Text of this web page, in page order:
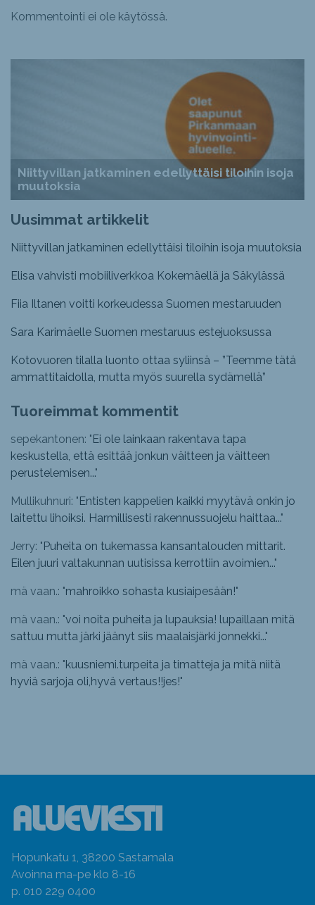
Kommentointi ei ole käytössä.
Niittyvillan jatkaminen edellyttäisi tiloihin isoja
muutoksia
Uusimmat artikkelit
Niittyvillan jatkaminen edellyttäisi tiloihin isoja muutoksia
Elisa vahvisti mobiiliverkkoa Kokemäellä ja Säkylässä
Fiia Iltanen voitti korkeudessa Suomen mestaruuden
Sara Karimäelle Suomen mestaruus estejuoksussa
Kotovuoren tilalla luonto ottaa syliinsä – ”Teemme tätä
ammattitaidolla, mutta myös suurella sydämellä”
Tuoreimmat kommentit
sepekantonen: " Ei ole lainkaan rakentava tapa
keskustella, että esittää jonkun väitteen ja väitteen
perustelemisen..."
Mullikuhnuri: " Entisten kappelien kaikki myytävä onkin jo
laitettu lihoiksi. Harmillisesti rakennussuojelu haittaa..."
Jerry: " Puheita on tukemassa kansantalouden mittarit.
Eilen juuri valtakunnan uutisissa kerrottiin avoimien..."
mä vaan.: "mahroikko sohasta kusiaipesään!"
mä vaan.: "voi noita puheita ja lupauksia! lupaillaan mitä
sattuu mutta järki jäänyt siis maalaisjärki jonnekki..."
mä vaan.: "kuusniemi.turpeita ja timatteja ja mitä niitä
hyviä sarjoja oli,hyvä vertaus!!jes!"
Hopunkatu 1, 38200 Sastamala
Avoinna ma-pe klo 8-16
p. 010 229 0400